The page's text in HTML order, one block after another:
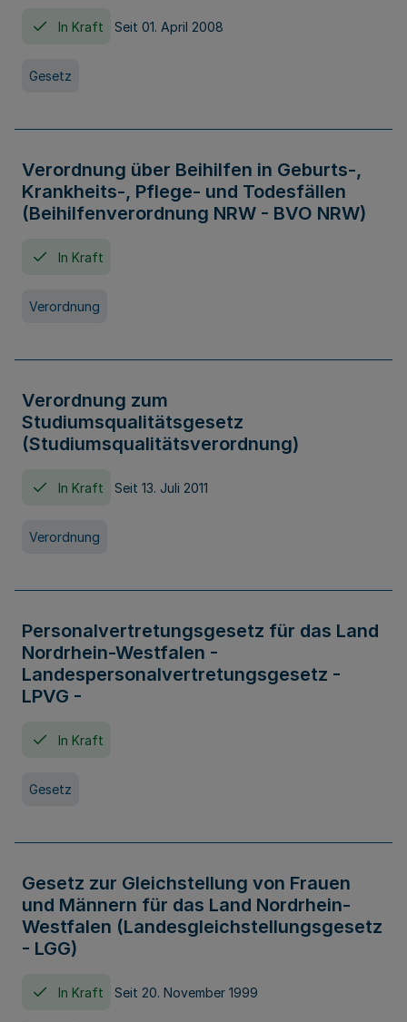
In Kraft Seit 01. April 2008
Gesetz
Verordnung über Beihilfen in Geburts-,
Krankheits-, Pflege- und Todesfällen
(Beihilfenverordnung NRW - BVO NRW)
In Kraft
Verordnung
Verordnung zum
Studiumsqualitätsgesetz
(Studiumsqualitätsverordnung)
In Kraft Seit 13. Juli 2011
Verordnung
Personalvertretungsgesetz für das Land
Nordrhein-Westfalen -
Landespersonalvertretungsgesetz -
LPVG -
In Kraft
Gesetz
Gesetz zur Gleichstellung von Frauen
und Männern für das Land Nordrhein-
Westfalen (Landesgleichstellungsgesetz
- LGG)
In Kraft Seit 20. November 1999